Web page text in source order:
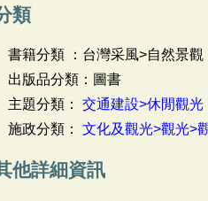
類
書籍分類 ：台灣采風>自然景
出版品分類：圖書
主題分類： 交通建設>休閒觀光
施政分類： 文化及觀光>觀光>
他詳細資訊